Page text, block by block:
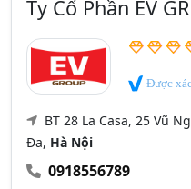
Ty Cổ Phần EV
Được
BT 28 La Casa, 25 Vũ
Đa, Hà Nội
0918556789